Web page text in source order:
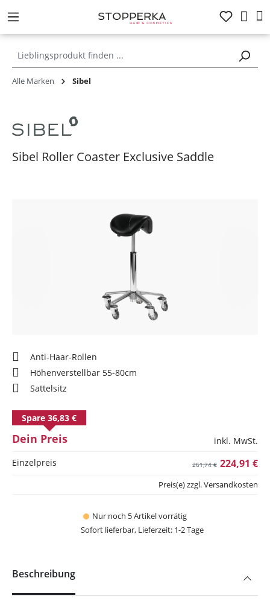
springen
Alle Marken Sibel
Sibel Roller Coaster Exclusive Saddle
Anti-Haar-Rollen
Höhenverstellbar 55-80cm
Sattelsitz
Dein Preis
inkl. MwSt.
Einzelpreis
224,91 €
261,74 €
Spare 36,83 €
Nur noch 5 Artikel vorrätig
Sofort lieferbar, Lieferzeit: 1-2 Tage
Preis(e) zzgl. Versandkosten
Beschreibung